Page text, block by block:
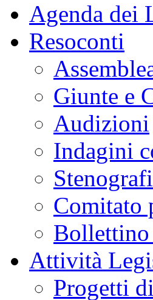
Agenda dei
Resoconti
Giunte e
Audizioni
Indagini
Comitato
Attività
Progetti